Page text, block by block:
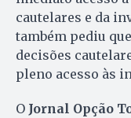
cautelares e da
também pediu
decisões
pleno acesso às
O Jornal Opção